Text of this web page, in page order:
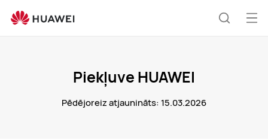
HUAWEI
Piekļuve HUAWEI
Pēdējoreiz atjaunināts: 15.03.2026